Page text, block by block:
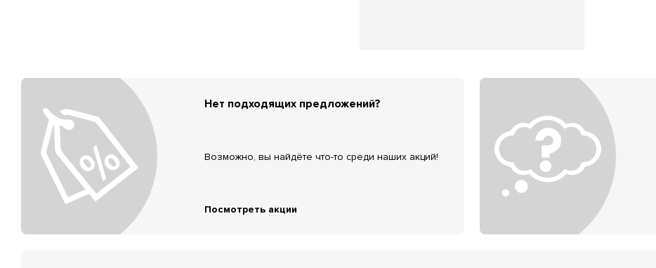
Нет подходящих предложений?
Возможно, вы найдёте что-то среди наших акций!
Посмотреть акции